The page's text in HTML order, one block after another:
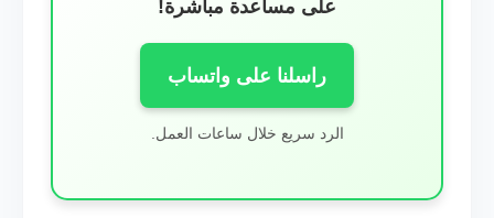
على مساعدة مباشرة!
راسلنا على واتساب
الرد سريع خلال ساعات العمل.